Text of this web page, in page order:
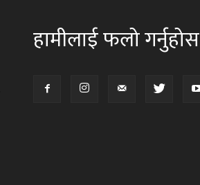
हामीलाई फलो गर्नुहोस